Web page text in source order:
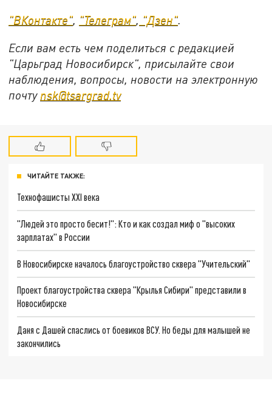
"ВКонтакте", "Телеграм", "Дзен".
Если вам есть чем поделиться с редакцией
"Царьград Новосибирск", присылайте свои
наблюдения, вопросы, новости на электронную
почту nsk@tsargrad.tv
ЧИТАЙТЕ ТАКЖЕ:
Технофашисты XXI века
"Людей это просто бесит!": Кто и как создал миф о "высоких
зарплатах" в России
В Новосибирске началось благоустройство сквера "Учительский"
Проект благоустройства сквера "Крылья Сибири" представили в
Новосибирске
Даня с Дашей спаслись от боевиков ВСУ. Но беды для малышей не
закончились